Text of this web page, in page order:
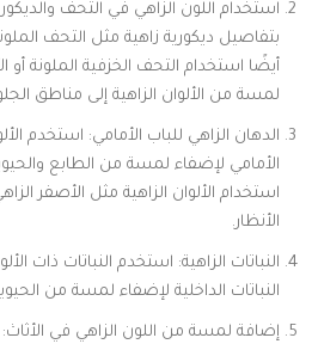
استخدام اللون الزاهي في التحف
بتفاصيل ديكورية زاهية مثل التحف
أيضًا استخدام التحف الخزفية الملونة أو
لمسة من الألوان الزاهية إلى مناطق
الدهان الزاهي للباب الأمامي: استخدم
الأمامي لإضفاء لمسة من الطابع
استخدام الألوان الزاهية مثل الأصفر
الأنظار.
النباتات الزاهية: استخدم النباتات ذات
النباتات الداخلية لإضفاء لمسة من
إضافة لمسة من اللون الزاهي في الأثاث: